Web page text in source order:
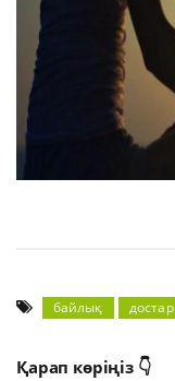
байлық достар
Қарап көріңіз 👇